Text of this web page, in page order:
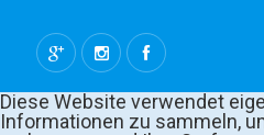
Diese Website verwendet
Informationen zu sammeln,